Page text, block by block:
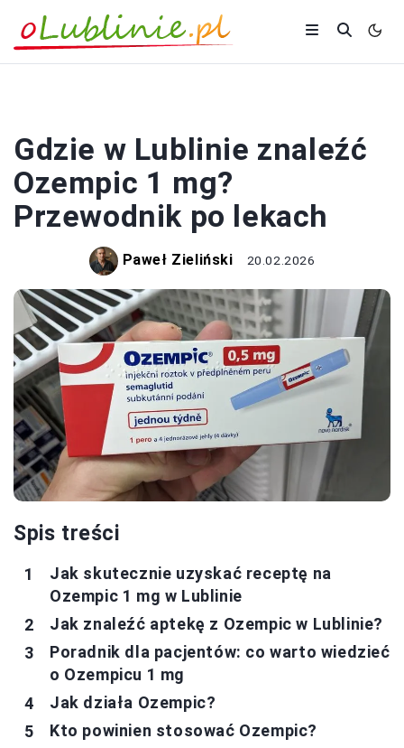
Gdzie w Lublinie znaleźć
Ozempic 1 mg?
Przewodnik po lekach
Paweł Zieliński 20.02.2026
Spis treści
Jak skutecznie uzyskać receptę na
Ozempic 1 mg w Lublinie
Jak znaleźć aptekę z Ozempic w Lublinie?
Poradnik dla pacjentów: co warto wiedzieć
o Ozempicu 1 mg
Jak działa Ozempic?
Kto powinien stosować Ozempic?